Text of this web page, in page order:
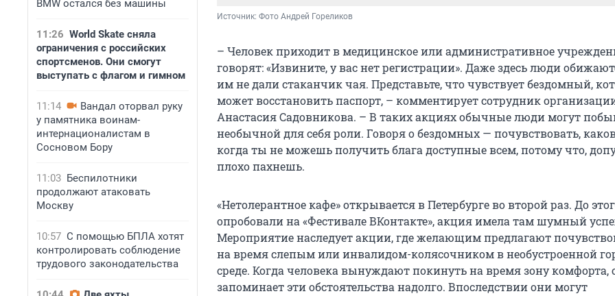
BMW остался без машины
11:26 World Skate сняла
ограничения с российских
спортсменов. Они смогут
выступать с флагом и гимном
11:14
Вандал оторвал руку
у памятника воинам-
интернационалистам в
Сосновом Бору
11:03 Беспилотники
продолжают атаковать
Москву
10:57 С помощью БПЛА хотят
контролировать соблюдение
трудового законодательства
Источник: Фото Андрей Гореликов
– Человек приходит в медицинское или административное
говорят: «Извините, у вас нет регистрации». Даже здесь люди
им не дали стаканчик чая. Представьте, что чувствует бездомный,
может восстановить паспорт, – комментирует сотрудник
Анастасия Садовникова. – В таких акциях обычные люди могут
необычной для себя роли. Говоря о бездомных — почувствовать,
когда ты не можешь получить блага доступные всем, потому что,
плохо пахнешь.
«Нетолерантное кафе» открывается в Петербурге во второй раз. До
опробовали на «Фестивале ВКонтакте», акция имела там шумный
Мероприятие наследует акции, где желающим предлагают
на время слепым или инвалидом-колясочником в необустроенной
среде. Когда человека вынуждают покинуть на время зону комфорта,
запоминает эти обстоятельства надолго. Впоследствии они могут